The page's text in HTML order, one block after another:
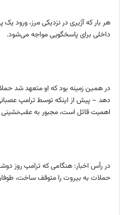
هر بار که آژیری در نزدیکی مرز، ورود
داخلی برای پاسخگویی مواجه می‌شود.
در همین زمینه بود که او متعهد شد
دهد – پیش از اینکه توسط ترامپ عصبانی،
اهمیت قائل است، مجبور به
در رأس اخبار: هنگامی که ترامپ روز
حملات به بیروت را متوقف ساخت،